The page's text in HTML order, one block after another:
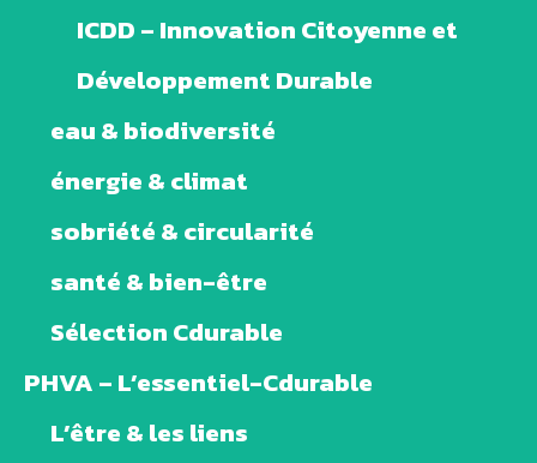
ICDD – Innovation Citoyenne et
Développement Durable
eau & biodiversité
énergie & climat
sobriété & circularité
santé & bien-être
Sélection Cdurable
PHVA – L’essentiel-Cdurable
L’être & les liens